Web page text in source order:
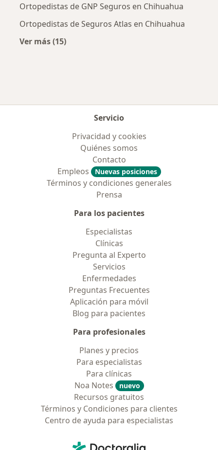
Ortopedistas de GNP Seguros en Chihuahua
Ortopedistas de Seguros Atlas en Chihuahua
Ver más (15)
Servicio
Privacidad y cookies
Quiénes somos
Contacto
Empleos
Nuevas posiciones
Términos y condiciones generales
Prensa
Para los pacientes
Especialistas
Clínicas
Pregunta al Experto
Servicios
Enfermedades
Preguntas Frecuentes
Aplicación para móvil
Blog para pacientes
Para profesionales
Planes y precios
Para especialistas
Para clínicas
Noa Notes
nuevo
Recursos gratuitos
Términos y Condiciones para clientes
Centro de ayuda para especialistas
Doctoralia - Página de inicio